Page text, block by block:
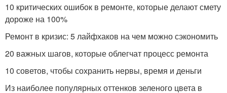
10 критических ошибок в ремонте, которые делают смету
дороже на 100%
Ремонт в кризис: 5 лайфхаков на чем можно сэкономить
20 важных шагов, которые облегчат процесс ремонта
10 советов, чтобы сохранить нервы, время и деньги
Из наиболее популярных оттенков зеленого цвета в